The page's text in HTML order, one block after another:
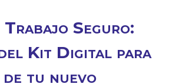
Trabajo Seguro:
Kit Digital para
tu nuevo